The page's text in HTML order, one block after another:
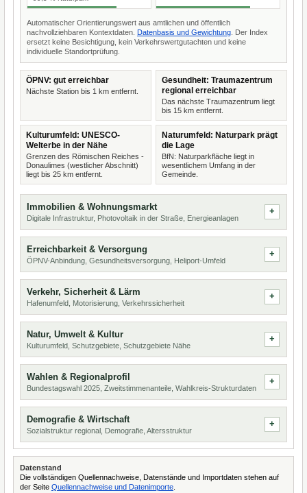
Automatischer Orientierungswert aus amtlichen und öffentlich
nachvollziehbaren Kontextdaten. Datenbasis und Gewichtung . Der Index
ersetzt keine Besichtigung, kein Verkehrswertgutachten und keine
individuelle Standortprüfung.
ÖPNV: gut erreichbar
Nächste Station bis 1 km entfernt.
Gesundheit: Traumazentrum
regional erreichbar
Das nächste Traumazentrum liegt
bis 15 km entfernt.
Kulturumfeld: UNESCO-
Welterbe in der Nähe
Grenzen des Römischen Reiches -
Donaulimes (westlicher Abschnitt)
liegt bis 25 km entfernt.
Naturumfeld: Naturpark prägt
die Lage
BfN: Naturparkfläche liegt in
wesentlichem Umfang in der
Gemeinde.
Immobilien & Wohnungsmarkt
Digitale Infrastruktur, Photovoltaik in der Straße, Energieanlagen
Erreichbarkeit & Versorgung
ÖPNV-Anbindung, Gesundheitsversorgung, Heliport-Umfeld
Verkehr, Sicherheit & Lärm
Hafenumfeld, Motorisierung, Verkehrssicherheit
Natur, Umwelt & Kultur
Kulturumfeld, Schutzgebiete, Schutzgebiete Nähe
Wahlen & Regionalprofil
Bundestagswahl 2025, Zweitstimmenanteile, Wahlkreis-Strukturdaten
Demografie & Wirtschaft
Sozialstruktur regional, Demografie, Altersstruktur
Datenstand
Die vollständigen Quellennachweise, Datenstände und Importdaten stehen auf
der Seite Quellennachweise und Datenimporte